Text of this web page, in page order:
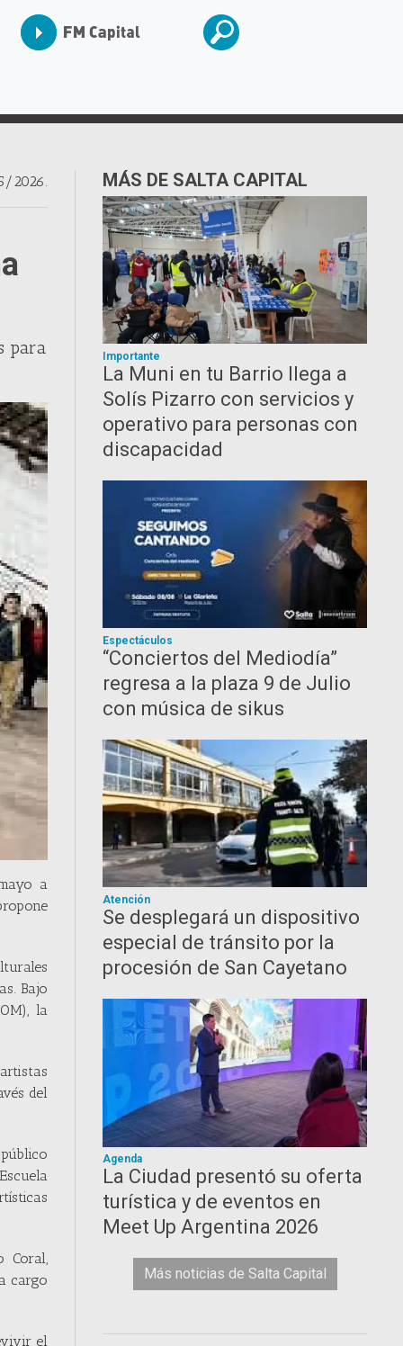
2026.
para
a
Bajo
la
del
Coral,
cargo
el
MÁS DE SALTA CAPITAL
Importante
La Muni en tu Barrio llega a
Solís Pizarro con servicios y
operativo para personas con
discapacidad
Espectáculos
“Conciertos del Mediodía”
regresa a la plaza 9 de Julio
con música de sikus
Atención
Se desplegará un dispositivo
especial de tránsito por la
procesión de San Cayetano
Agenda
La Ciudad presentó su oferta
turística y de eventos en
Meet Up Argentina 2026
Más noticias de Salta Capital